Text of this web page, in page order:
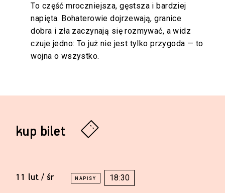
kup bilet
11 lut / śr 18:30
To część mroczniejsza, gęstsza i bardziej
napięta. Bohaterowie dojrzewają, granice
dobra i zła zaczynają się rozmywać, a widz
czuje jedno: To już nie jest tylko przygoda — to
wojna o wszystko.